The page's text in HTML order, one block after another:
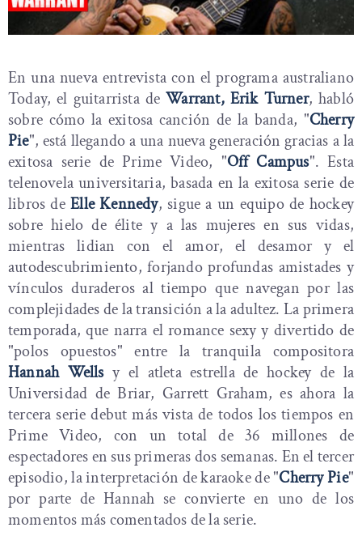
En una nueva entrevista con el programa australiano
Today, el guitarrista deWarrant, Erik Turner, habló
sobre cómo la exitosa canción de la banda, "Cherry
Pie", está llegando a una nueva generación gracias a la
exitosa serie de Prime Video, "Off Campus". Esta
telenovela universitaria, basada en la exitosa serie de
libros deElle Kennedy, sigue a un equipo de hockey
sobre hielo de élite y a las mujeres en sus vidas,
mientras lidian con el amor, el desamor y el
autodescubrimiento, forjando profundas amistades y
vínculos duraderos al tiempo que navegan por las
complejidades de la transición a la adultez. La primera
temporada, que narra el romance sexy y divertido de
"polos opuestos" entre la tranquila compositora
Hannah Wellsy el atleta estrella de hockey de la
Universidad de Briar, Garrett Graham, es ahora la
tercera serie debut más vista de todos los tiempos en
Prime Video, con un total de 36 millones de
espectadores en sus primeras dos semanas. En el tercer
episodio, la interpretación de karaoke de "Cherry Pie"
por parte de Hannah se convierte en uno de los
momentos más comentados de la serie.